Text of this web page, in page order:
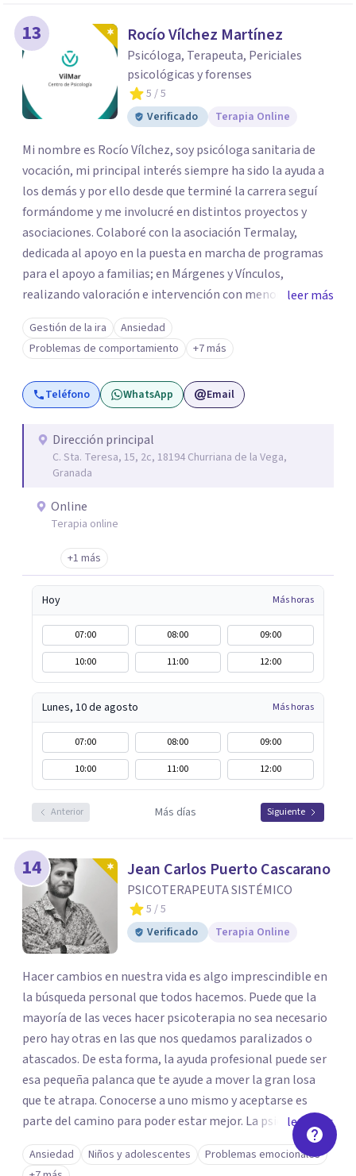
13 Rocío Vílchez Martínez
Psicóloga, Terapeuta, Periciales
psicológicas y forenses
5 / 5
Verificado
Terapia Online
Mi nombre es Rocío Vílchez, soy psicóloga sanitaria de
vocación, mi principal interés siempre ha sido la ayuda a
los demás y por ello desde que terminé la carrera seguí
formándome y me involucré en distintos proyectos y
asociaciones. Colaboré con la asociación Termalay,
dedicada al apoyo en la puesta en marcha de programas
para el apoyo a familias; en Márgenes y Vínculos,
realizando valoración e intervención con menores; en el
Centro penitenciario de Alhaurín de la Torre,
colaborando en una investigación para detectar las
semejanzas entre los hombres condenados por violencia
de género y condenados por violación... A pesar de estar
constantemente formándome, al terminar mis masters
Centro de Psicología Vilmar y me dediqué a hacer terapia
y a realizar peritaciones. Todo ello compaginado con la
realización de colaboraciones y proyectos como
programas de estimulación en residencias de adultos;
terapias en Residencias de Adultos con Discapacidad
drogodependientes y talleres para poblaciones
específicas en ayuntamientos; y terapias para mujeres
víctimas de VG
leer más
Gestión de la ira
Ansiedad
Problemas de comportamiento
+7 más
Teléfono WhatsApp Email
Dirección principal
C. Sta. Teresa, 15, 2c, 18194 Churriana de la Vega,
Granada
Online
Terapia online
+1 más
Hoy Más horas
07:00 08:00
09:00
10:00
11:00 12:00
Lunes, 10 de agosto Más horas
07:00 08:00
09:00
10:00
11:00 12:00
Anterior Más días Siguiente
14 Jean Carlos Puerto Cascarano
PSICOTERAPEUTA SISTÉMICO
5 / 5
Verificado
Terapia Online
Hacer cambios en nuestra vida es algo imprescindible en
la búsqueda personal que todos hacemos. Puede que la
mayoría de las veces hacer psicoterapia no sea necesario
pero hay otras en las que nos quedamos paralizados o
atascados. De esta forma, la ayuda profesional puede ser
esa pequeña palanca que te ayude a mover la gran losa
que te atrapa. Conocerse a uno mismo y aceptarse es
parte del camino para poder estar mejor. La psicoterapia
es una forma de colaboración en donde diálogo, además
de la confianza y el apoyo, es el camino para poder
leer más
Ansiedad Niños y adolescentes
Problemas emocionales